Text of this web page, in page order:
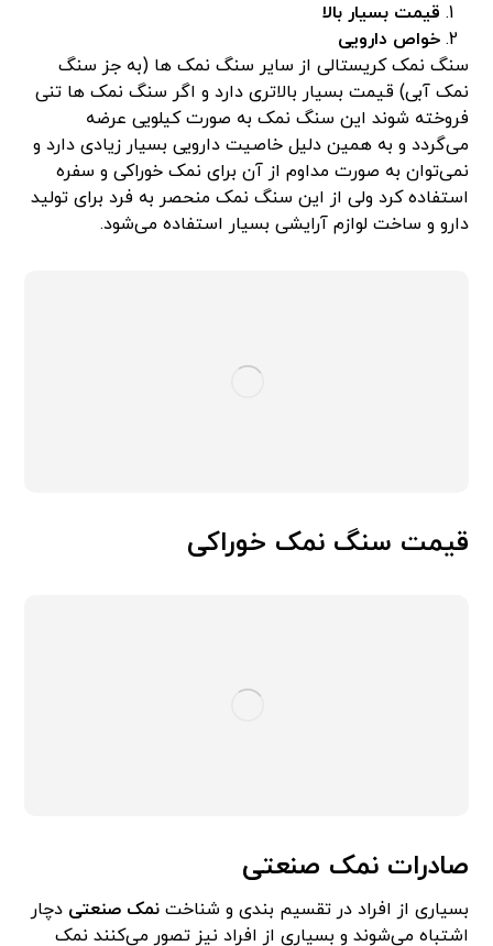
قیمت بسیار بالا
خواص دارویی
سنگ نمک کریستالی از سایر سنگ نمک ها (به جز سنگ
نمک آبی) قیمت بسیار بالاتری دارد و اگر سنگ نمک ها تنی
فروخته شوند این سنگ نمک به صورت کیلویی عرضه
می‌گردد و به همین دلیل خاصیت دارویی بسیار زیادی دارد و
نمی‌توان به صورت مداوم از آن برای نمک خوراکی و سفره
استفاده کرد ولی از این سنگ نمک منحصر به فرد برای تولید
دارو و ساخت لوازم آرایشی بسیار استفاده می‌شود.
قیمت سنگ نمک خوراکی
صادرات نمک صنعتی
بسیاری از افراد در تقسیم بندی و شناختنمک صنعتی دچار
اشتباه می‌شوند و بسیاری از افراد نیز تصور می‌کنند نمک